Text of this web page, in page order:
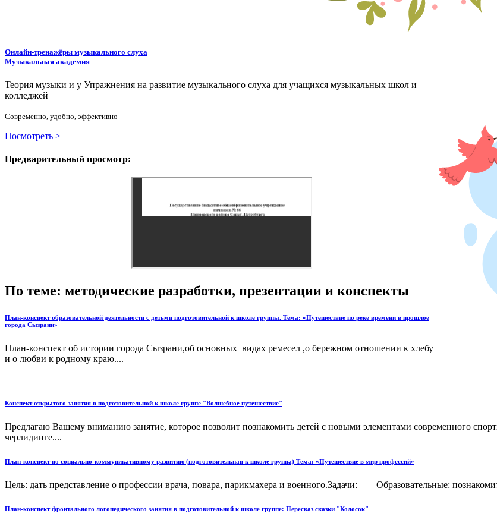
Онлайн-тренажёры музыкального слуха
Музыкальная академия
Теория музыки и у Упражнения на развитие музыкального слуха для учащихся музыкальных школ и
колледжей
Современно, удобно, эффективно
Посмотреть >
Предварительный просмотр:
По теме: методические разработки, презентации и конспекты
План-конспект образовательной деятельности с детьми подготовительной к школе группы. Тема: «Путешествие по реке времени в прошлое
города Сызрани»
План-конспект об истории города Сызрани,об основных видах ремесел ,о бережном отношении к хлебу
и о любви к родному краю....
Конспект открытого занятия в подготовительной к школе группе "Волшебное путешествие"
Предлагаю Вашему вниманию занятие, которое позволит познакомить детей с новыми элементами современного
черлидинге....
План-конспект по социально-коммуникативному развитию (подготовительная к школе группа) Тема: «Путешествие в мир профессий»
Цель: дать представление о профессии врача, повара, парикмахера и военного.Задачи: Образовательные:
План-конспект фронтального логопедического занятия в подготовительной к школе группе: Пересказ сказки "Колосок"